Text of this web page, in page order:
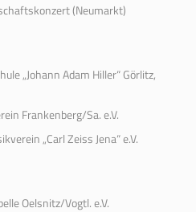
(Neumarkt)
„Johann Adam Hiller“ Görlitz,
Frankenberg/Sa. e.V.
„Carl Zeiss Jena“ e.V.
Oelsnitz/Vogtl. e.V.